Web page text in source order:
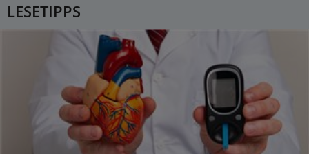
LESETIPPS